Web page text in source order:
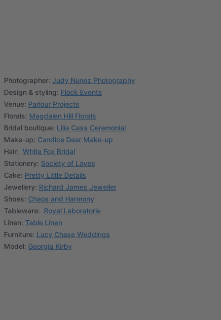
Photographer: Judy Nunez Photography
Design & styling: Flock Events
Venue: Parlour Projects
Florals: Magdalen Hill Florals
Bridal boutique: Lilia Cass Ceremonial
Make-up: Candice Dear Make-up
Hair: White Fox Bridal
Stationery: Society of Loves
Cake: Pretty Little Details
Jewellery: Richard James Jeweller
Shoes: Chaos and Harmony
Tableware: Royal Laboratorie
Linen: Table Linen
Furniture: Lucy Chase Weddings
Model: Georgia Kirby